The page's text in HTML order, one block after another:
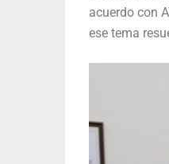
acuerdo con
ese tema